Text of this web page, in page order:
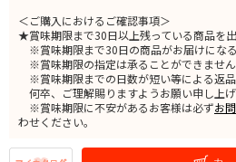
＜ご購入におけるご確認事項＞
★賞味期限まで30日以上残っている商品を出
※賞味期限まで30日の商品がお届けになる
※賞味期限の指定は承ることができません
※賞味期限までの日数が短い等による返品
何卒、ご理解賜りますようお願い申し上げ
※賞味期限に不安があるお客様は必ずお
わせください。